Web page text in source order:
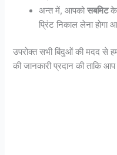
अन्त में, आपकोसबमिट
प्रिंट निकाल लेना होगा
उपरोक्त सभी बिंदुओं की मदद से
की जानकारी प्रदान की ताकि